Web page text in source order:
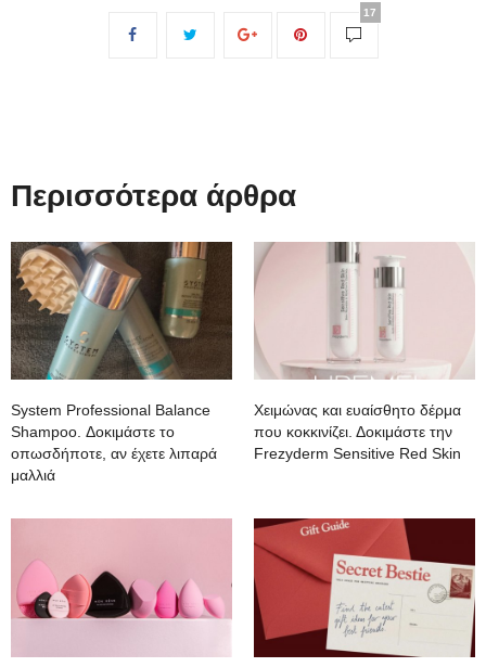
17
Περισσότερα άρθρα
System Professional Balance
Shampoo. Δοκιμάστε το
οπωσδήποτε, αν έχετε λιπαρά
μαλλιά
Χειμώνας και ευαίσθητο δέρμα
που κοκκινίζει. Δοκιμάστε την
Frezyderm Sensitive Red Skin